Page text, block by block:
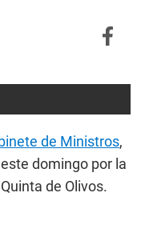
de Ministros,
domingo por la
de Olivos.